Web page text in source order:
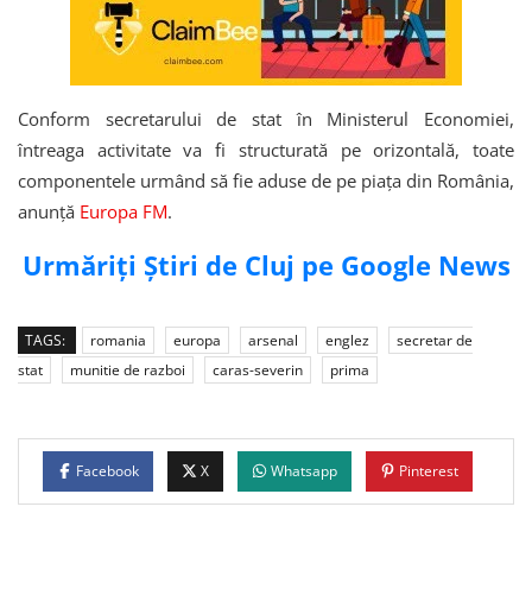
Conform secretarului de stat în Ministerul Economiei,
întreaga activitate va fi structurată pe orizontală, toate
componentele urmând să fie aduse de pe piața din România,
anunță Europa FM.
Urmăriți Știri de Cluj pe Google News
TAGS: romania europa arsenal englez
secretar de
stat
munitie de razboi caras-severin prima
Facebook X Whatsapp Pinterest